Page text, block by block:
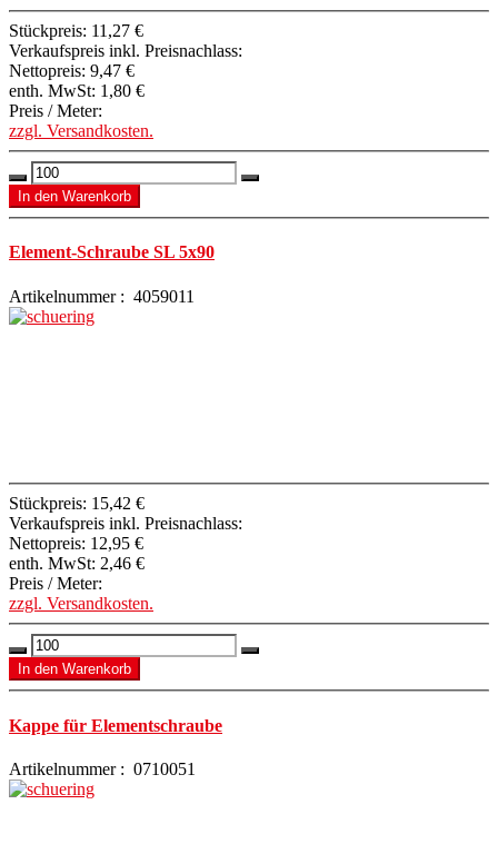
Stückpreis: 11,27 €
Verkaufspreis inkl. Preisnachlass:
Nettopreis: 9,47 €
enth. MwSt: 1,80 €
Preis / Meter:
zzgl. Versandkosten.
Element-Schraube SL 5x90
Artikelnummer : 4059011
Stückpreis: 15,42 €
Verkaufspreis inkl. Preisnachlass:
Nettopreis: 12,95 €
enth. MwSt: 2,46 €
Preis / Meter:
zzgl. Versandkosten.
Kappe für Elementschraube
Artikelnummer : 0710051